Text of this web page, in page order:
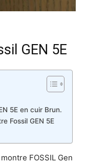
GEN 5E
5E en cuir Brun.
Fossil GEN 5E
FOSSIL Gen